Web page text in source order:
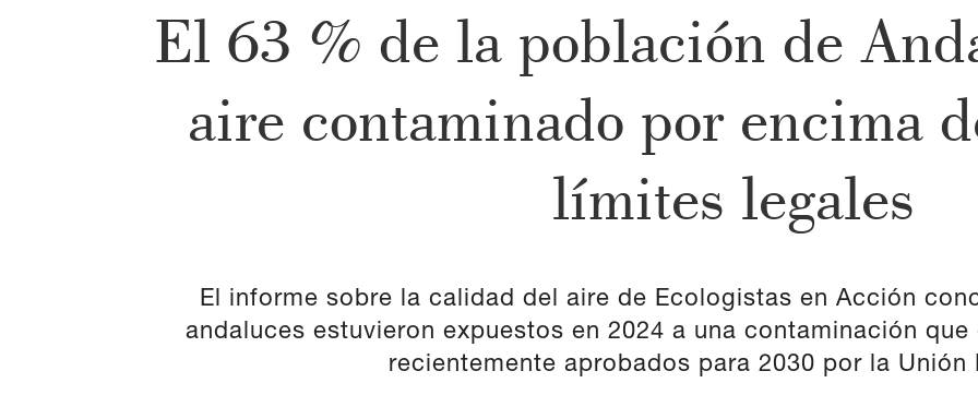
El 63 % de la población de
aire contaminado por encima
límites legales
El informe sobre la calidad del aire de Ecologistas en Acción
andaluces estuvieron expuestos en 2024 a una contaminación
recientemente aprobados para 2030 por la Unión